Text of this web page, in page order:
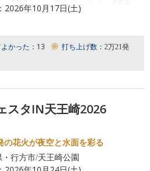
2026年10月17日(土)
かった： 13 打ち上げ数： 2万21発
スタIN天王崎2026
の花火が夜空と水面を彩る
・行方市/天王崎公園